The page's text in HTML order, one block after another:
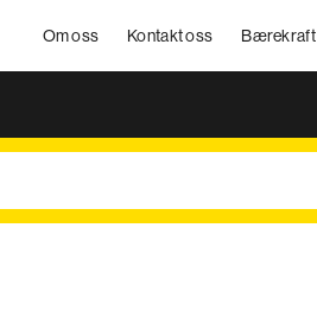
Om oss Kontakt oss Bærekraft